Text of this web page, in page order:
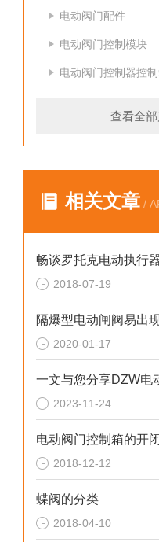
电动阀门配件
电动阀门控制模块
电动阀门控制器控
查看全
相关文章 /
畅谈罗托克电动执行
2018-07-19
2020-01-17
2023-11-24
电动阀门控制箱的开
2018-12-12
蝶阀的分类
2018-04-10